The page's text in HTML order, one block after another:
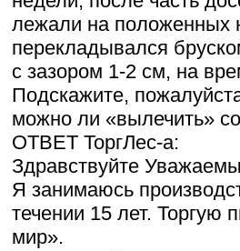
лежали на
перекладывался
с зазором 1-2 см, на
Подскажите,
можно ли «вылечить»
ОТВЕТ ТоргЛес-а:
Здравствуйте
Я занимаюсь
течении 15 лет. Торгую
мир».